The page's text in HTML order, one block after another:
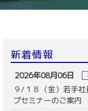
総合保険制度
保全制度（グループ取引
害補償プラン
償プラン
議所会員向け保険制度
新着情報
2026年08月06日
９/１８（金）若手社
プセミナーのご案内